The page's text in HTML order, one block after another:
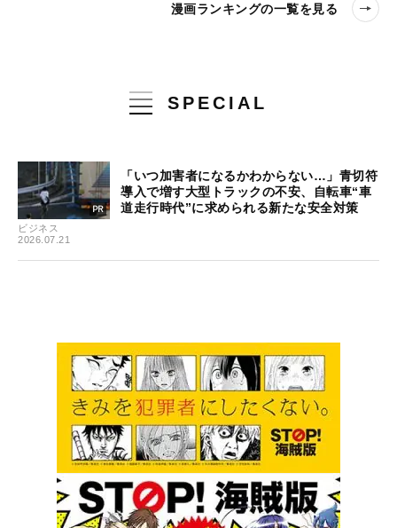
漫画ランキングの一覧を見る
SPECIAL
ビジネス
2026.07.21
「いつ加害者になるかわからない…」青切符
導入で増す大型トラックの不安、自転車“車
道走行時代”に求められる新たな安全対策